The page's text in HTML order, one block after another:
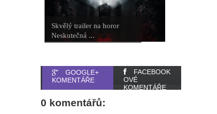
Skvělý trailer na horor
Neskutečná ...
GOOGLE+
KOMENTÁŘE
FACEBOOK
OVÉ
KOMENTÁŘE
0 komentářů: